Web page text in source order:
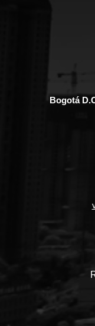
Bogotá